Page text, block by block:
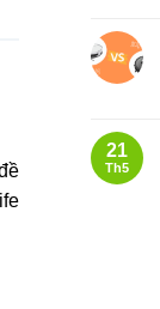
21
Th5